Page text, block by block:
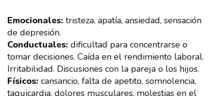
Emocionales: tristeza, apatía, ansiedad, sensación
de depresión.
Conductuales: dificultad para concentrarse o
tomar decisiones. Caída en el rendimiento laboral.
Irritabilidad. Discusiones con la pareja o los hijos.
Físicos: cansancio, falta de apetito, somnolencia,
taquicardia, dolores musculares, molestias en el